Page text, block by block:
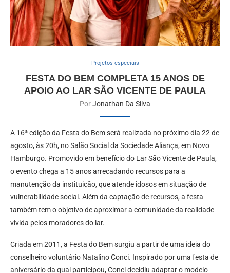
Projetos especiais
FESTA DO BEM COMPLETA 15 ANOS DE
APOIO AO LAR SÃO VICENTE DE PAULA
PorJonathan Da Silva
A 16ª edição da Festa do Bem será realizada no próximo dia 22 de
agosto, às 20h, no Salão Social da Sociedade Aliança, em Novo
Hamburgo. Promovido em benefício do Lar São Vicente de Paula,
o evento chega a 15 anos arrecadando recursos para a
manutenção da instituição, que atende idosos em situação de
vulnerabilidade social. Além da captação de recursos, a festa
também tem o objetivo de aproximar a comunidade da realidade
vivida pelos moradores do lar.
Criada em 2011, a Festa do Bem surgiu a partir de uma ideia do
conselheiro voluntário Natalino Conci. Inspirado por uma festa de
aniversário da qual participou, Conci decidiu adaptar o modelo